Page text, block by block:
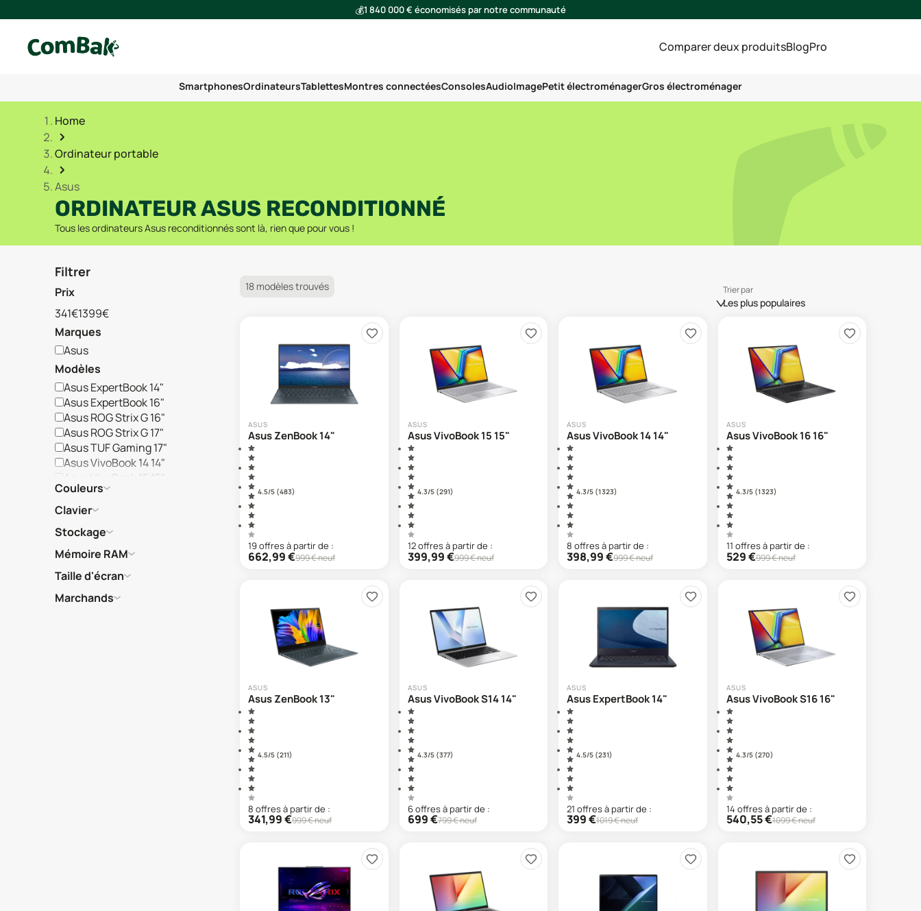
💰1 840 000 € économisés par notre communauté
Comparer deux produitsBlogPro
SmartphonesOrdinateursTablettesMontres connectéesConsolesAudioImagePetit électroménagerGros électroménager
Home
Ordinateur portable
Asus
ORDINATEUR ASUS RECONDITIONNÉ
Tous les ordinateurs Asus reconditionnés sont là, rien que pour vous !
Filtrer
Prix
341€1399€
Marques
Asus
Modèles
Asus ExpertBook 14"
Asus ExpertBook 16"
Asus ROG Strix G 16"
Asus ROG Strix G 17"
Asus TUF Gaming 17"
Asus VivoBook 14 14"
Asus VivoBook 15 15"
Asus VivoBook 16 16"
Asus VivoBook 17 17"
Asus VivoBook S15 15"
Asus VivoBook S16 16"
Asus VivoBook X15 15"
Asus ZenBook 13"
Asus ZenBook 14"
Couleurs
Clavier
Stockage
Mémoire RAM
Taille d'écran
Marchands
18 modèles trouvés Trier par
Les plus populaires
ASUS
Asus ZenBook 14"
4.5/5 (483)
19offresà partir de :
662,99€999€ neuf
ASUS
Asus VivoBook 15 15"
4.3/5 (291)
12offresà partir de :
399,99€999€ neuf
ASUS
Asus VivoBook 14 14"
4.3/5 (1 323)
8 offresà partir de :
398,99€999€ neuf
ASUS
Asus VivoBook 16 16"
4.3/5 (1 323)
11 offresà partir de :
529€999€ neuf
ASUS
Asus ZenBook 13"
4.5/5 (211)
8 offresà partir de :
341,99€999€ neuf
ASUS
Asus VivoBook S14 14"
4.3/5 (377)
6offresà partir de :
699€799€ neuf
ASUS
Asus ExpertBook 14"
4.5/5 (231)
21 offresà partir de :
399€1019€ neuf
ASUS
Asus VivoBook S16 16"
4.3/5 (270)
14 offresà partir de :
540,55€1099€ neuf